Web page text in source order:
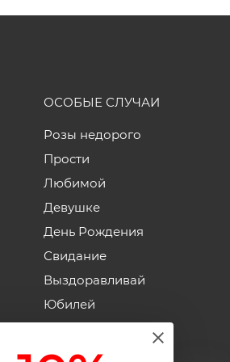
ОСОБЫЕ СЛУЧАИ
Розы недорого
Прости
Любимой
Девушке
День Рождения
Свидание
Выздоравливай
Юбилей
Годовщина свадьбы